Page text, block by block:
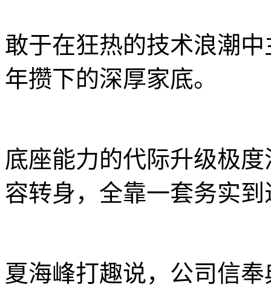
敢于在狂热的技术浪潮
年攒下的深厚家底。
底座能力的代际升级极
容转身，全靠一套务实
夏海峰打趣说，公司信